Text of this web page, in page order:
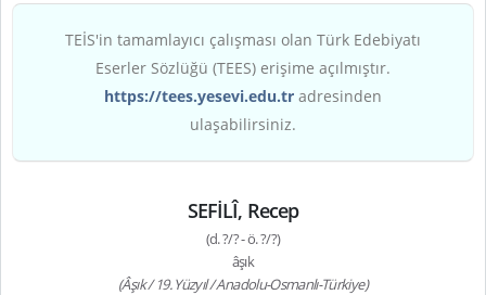
TEİS'in tamamlayıcı çalışması olan Türk Edebiyatı
Eserler Sözlüğü (TEES) erişime açılmıştır.
https://tees.yesevi.edu.tr adresinden
ulaşabilirsiniz.
SEFİLÎ, Recep
(d. ?/? - ö. ?/?)
âşık
(Âşık / 19. Yüzyıl / Anadolu-Osmanlı-Türkiye)